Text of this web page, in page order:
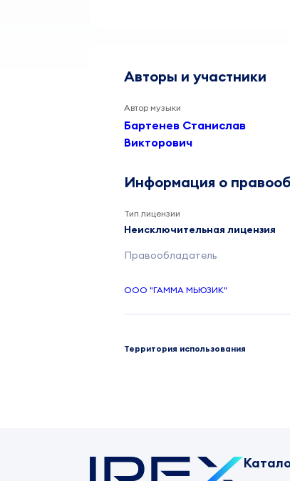
Авторы и участники
Автор музыки
Бартенев Станислав
Викторович
Информация о
Тип лицензии
Неисключительная лицензия
Правообладатель
ООО "ГАММА МЬЮЗИК"
Территория использования